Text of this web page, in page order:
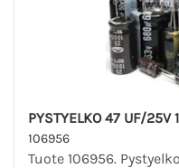
PYSTYELKO 47 UF/25V
106956
Tuote 106956.